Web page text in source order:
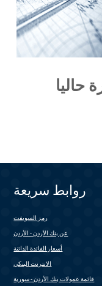
حاليا
روابط سريعة
رمز السويفت
عن بنك الأردن - الأردن
أسعار الفائدة الدائنة
الانترنت البنكي
قائمة عمولات بنك الأردن - سورية